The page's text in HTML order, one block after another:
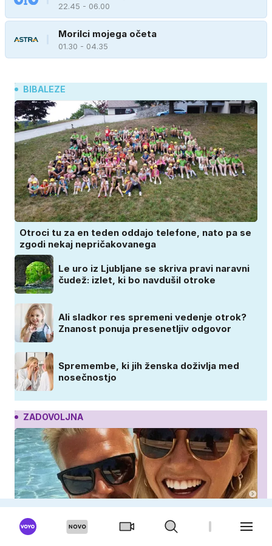
22.45 - 06.00
Morilci mojega očeta
01.30 - 04.35
BIBALEZE
Otroci tu za en teden oddajo telefone, nato pa se
zgodi nekaj nepričakovanega
Le uro iz Ljubljane se skriva pravi naravni
čudež: izlet, ki bo navdušil otroke
Ali sladkor res spremeni vedenje otrok?
Znanost ponuja presenetljiv odgovor
Spremembe, ki jih ženska doživlja med
nosečnostjo
ZADOVOLJNA